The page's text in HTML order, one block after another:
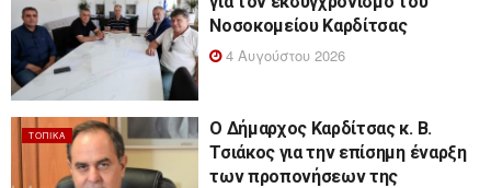
Νοσοκομείου Καρδίτσας
4 Αυγούστου 2026
ΤΟΠΙΚΆ
Ο Δήμαρχος Καρδίτσας κ. Β.
Τσιάκος για την επίσημη έναρξη
των προπονήσεων της